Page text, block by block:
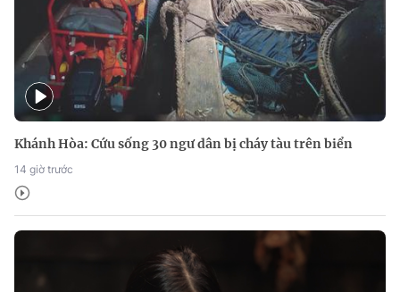
Khánh Hòa: Cứu sống 30 ngư dân bị cháy tàu trên biển
14 giờ trước